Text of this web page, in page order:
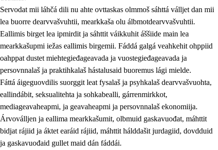
2. Oahppama prinsihpat, ovdáneapmi ja oahppahábmen
2.1 Sosiála oahppan ja ovdáneapmi
2.2 Gealbu fágain
2.3 Vuođđogálggat
2.4 Oahppat oahppat
Fágaidrasttideaddji fáttát
2.5 Fágaidrasttideaddji fáttát
Servodat mii láhčá dili nu ahte ovttaskas olmmoš sáhttá válljet dan mii
lea buorre dearvvašvuhtii, mearkkaša olu álbmotdearvvašvuhtii.
Eallimis birget lea ipmirdit ja sáhttit váikkuhit áššiide main lea
mearkkašupmi iežas eallimis birgemii. Fáddá galgá veahkehit ohppiid
oahppat dustet miehtegieđageavada ja vuostegieđageavada ja
persovnnalaš ja praktihkalaš hástalusaid buoremus lági mielde.
Fáttá áigeguovdilis suorggit leat fysalaš ja psyhkalaš dearvvašvuohta,
eallindábit, seksualitehta ja sohkabealli, gárrenmirkkot,
mediageavaheapmi, ja geavaheapmi ja persovnnalaš ekonomiija.
Árvoválljen ja eallima mearkkašumit, olbmuid gaskavuođat, máhttit
bidjat rájiid ja áktet earáid rájiid, máhttit hálddašit jurdagiid, dovdduid
ja gaskavuođaid gullet maid dán fáddái.